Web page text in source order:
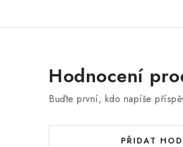
Hodnocení
Buďte první, kdo napíše
PŘIDAT